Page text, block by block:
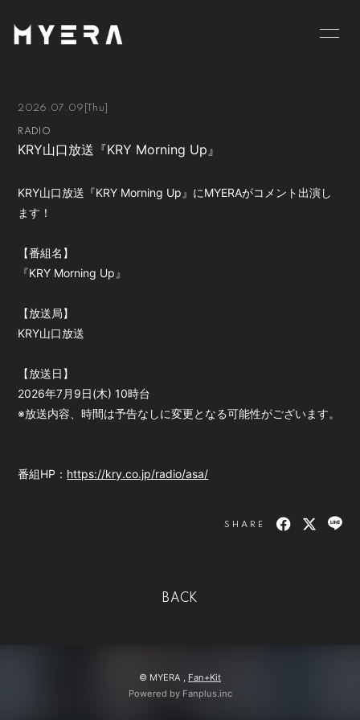
SCHEDULE
VIDEO DISCOGRAPHY
GOODS BLOG
PHOTO
会員登録 ログイン
2026.07.09 [Thu]
RADIO
KRY山口放送『KRY Morning Up』
KRY山口放送『KRY Morning Up』にMYERAがコメント出演し
ます！
【番組名】
『KRY Morning Up』
【放送局】
KRY山口放送
【放送日】
2026年7月9日(木) 10時台
※放送内容、時間は予告なしに変更となる可能性がございます。
番組HP： https://kry.co.jp/radio/asa/
SHARE
BACK
© MYERA , Fan+Kit
Powered by Fanplus.inc